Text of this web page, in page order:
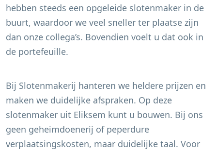
hebben steeds een opgeleide slotenmaker in de
buurt, waardoor we veel sneller ter plaatse zijn
dan onze collega’s. Bovendien voelt u dat ook in
de portefeuille.
Bij Slotenmakerij hanteren we heldere prijzen en
maken we duidelijke afspraken. Op deze
slotenmaker uit Eliksem kunt u bouwen. Bij ons
geen geheimdoenerij of peperdure
verplaatsingskosten, maar duidelijke taal. Voor